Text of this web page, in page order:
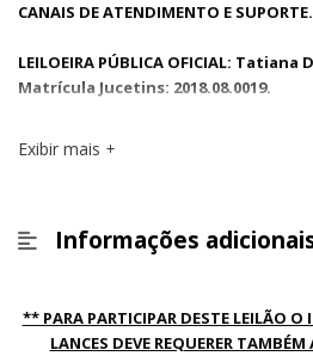
CANAIS DE ATENDIMENTO E SUPORTE.
LEILOEIRA PÚBLICA OFICIAL:
Matrícula Jucetins: 2018.08.0019.
Exibir mais
Informações
** PARA PARTICIPAR DESTE LEILÃO O
LANCES DEVE REQUERER